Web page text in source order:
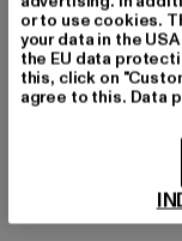
Informationen dazu,
in unserer
abmelden.
or to use cookies.
your data in the
the EU data
this, click on
agree to this. Data